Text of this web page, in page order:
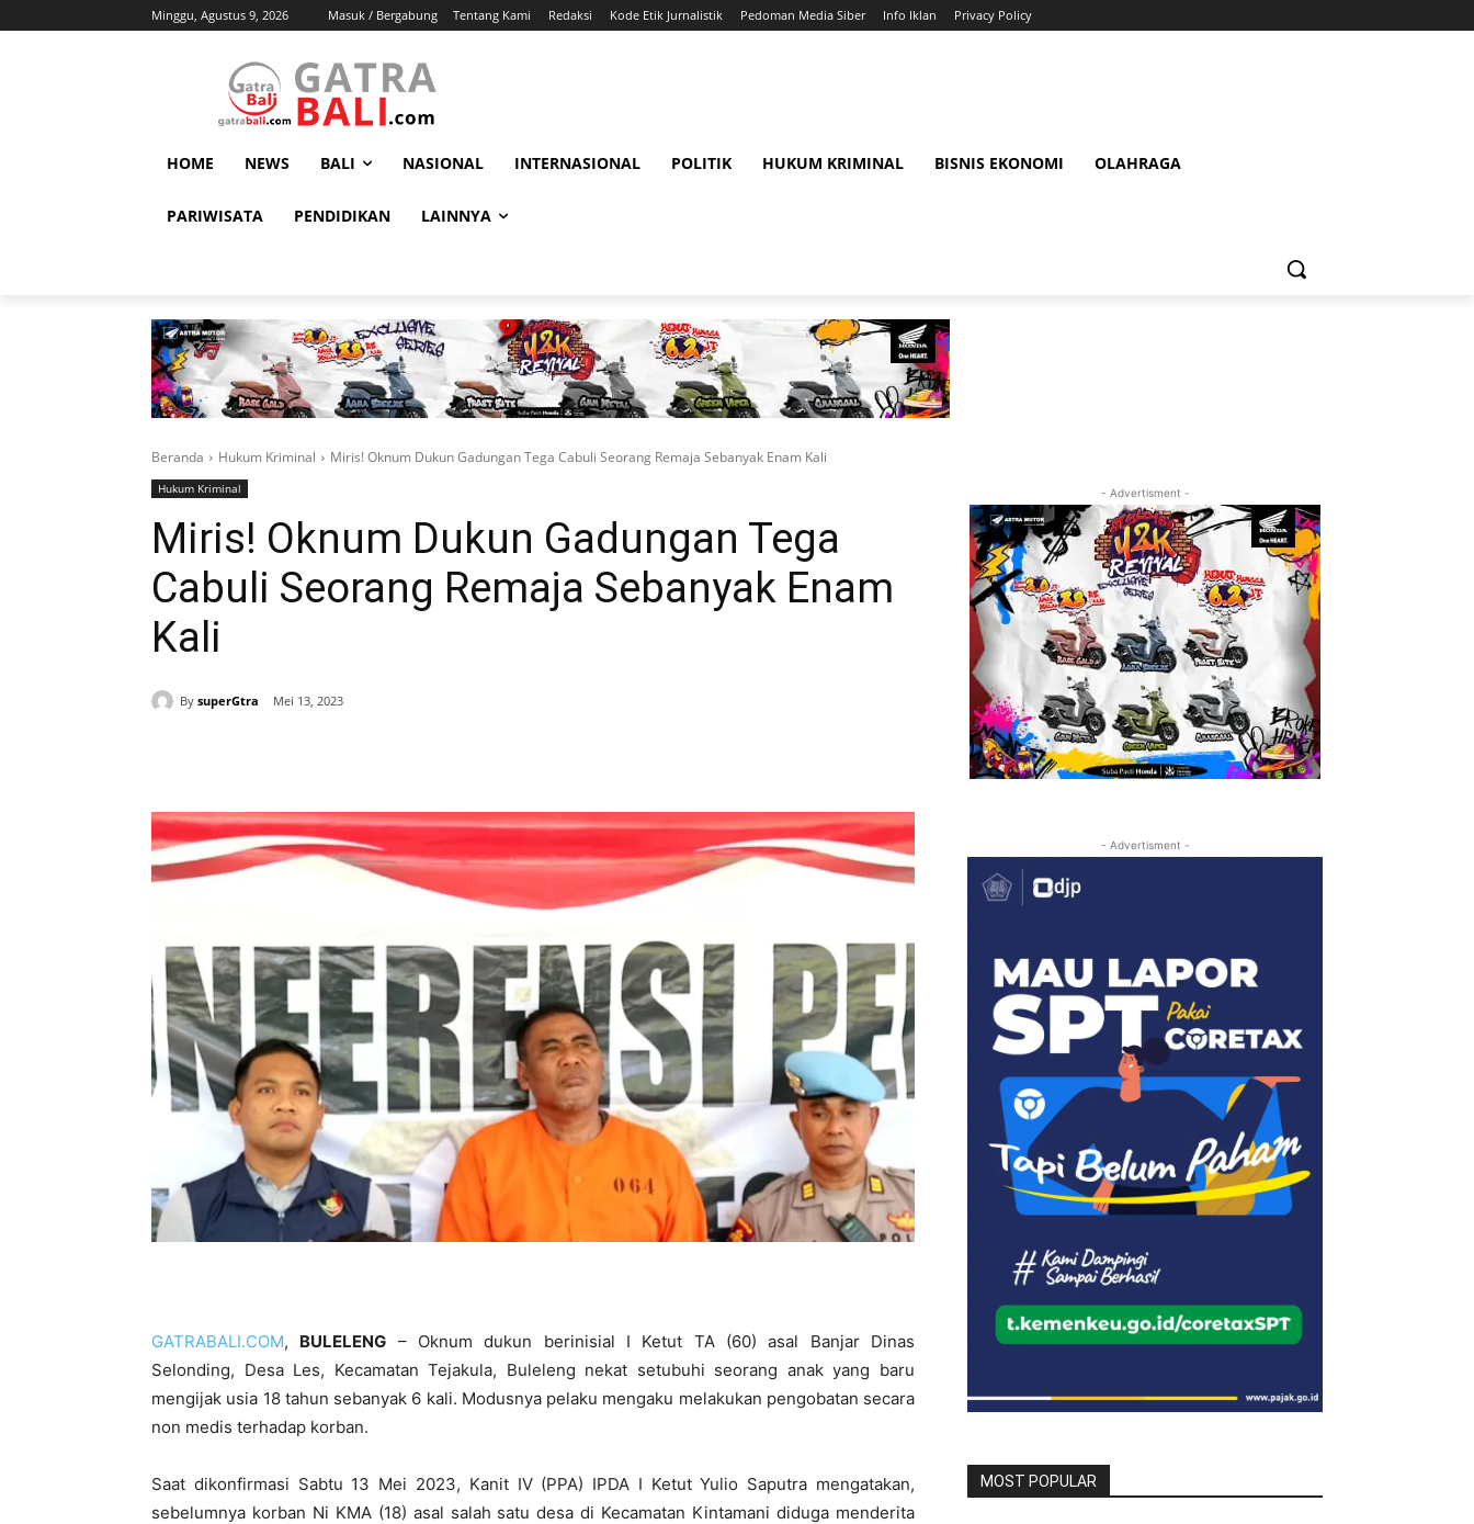
Minggu, Agustus 9, 2026 Masuk / Bergabung Tentang Kami Redaksi Kode Etik Jurnalistik Pedoman Media Siber Info Iklan Privacy Policy
HOME NEWS BALI NASIONAL INTERNASIONAL POLITIK HUKUM KRIMINAL BISNIS EKONOMI OLAHRAGA
PARIWISATA PENDIDIKAN LAINNYA
Beranda Hukum Kriminal Miris! Oknum Dukun Gadungan Tega Cabuli Seorang Remaja Sebanyak Enam Kali
Hukum Kriminal
Miris! Oknum Dukun Gadungan Tega
Cabuli Seorang Remaja Sebanyak Enam
Kali
By superGtra Mei 13, 2023
GATRABALI.COM, BULELENG – Oknum dukun berinisial I Ketut TA (60) asal Banjar Dinas
Selonding, Desa Les, Kecamatan Tejakula, Buleleng nekat setubuhi seorang anak yang baru
mengijak usia 18 tahun sebanyak 6 kali. Modusnya pelaku mengaku melakukan pengobatan secara
non medis terhadap korban.
Saat dikonfirmasi Sabtu 13 Mei 2023, Kanit IV (PPA) IPDA I Ketut Yulio Saputra mengatakan,
sebelumnya korban Ni KMA (18) asal salah satu desa di Kecamatan Kintamani diduga menderita
- Advertisment -
- Advertisment -
MOST POPULAR